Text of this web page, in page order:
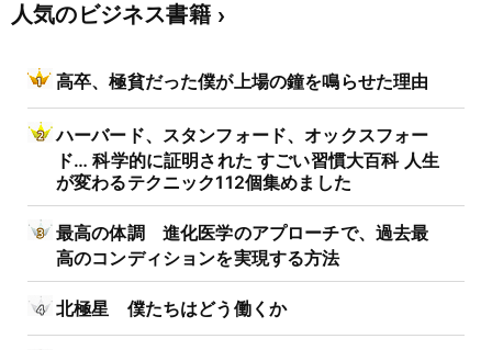
人気のビジネス書籍
高卒、極貧だった僕が上場の鐘を鳴らせた理由
ハーバード、スタンフォード、オックスフォー
ド… 科学的に証明された すごい習慣大百科 人生
が変わるテクニック112個集めました
最高の体調 進化医学のアプローチで、過去最
高のコンディションを実現する方法
北極星 僕たちはどう働くか